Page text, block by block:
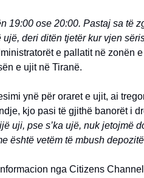
19:00 ose 20:00. Pastaj sa të
deri ditën tjetër kur vjen
e pallatit në zonën
e ujit në Tiranë.
ynë për oraret e ujit, ai
kjo pasi të gjithë banorët i
uji, pse s’ka ujë, nuk jetojmë
është vetëm të mbush
nga Citizens